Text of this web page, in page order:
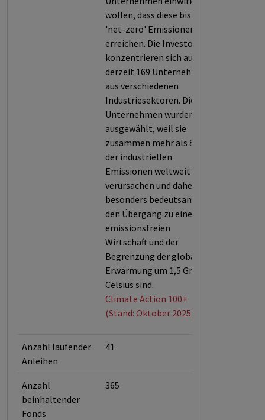
wollen, dass diese bis 2050
'net-zero' Emissionen
erreichen. Die Investoren
konzentrieren sich auf
derzeit 169 Unternehmen
aus verschiedenen
Industriesektoren. Die
Unternehmen wurden
ausgewählt, weil sie
zusammen mehr als 80%
der industriellen
Emissionen weltweit
verursachen und daher
besonders bedeutsam für
den Übergang zu einer
emissionsfreien
Wirtschaft und der
Begrenzung der globalen
Erwärmung um 1,5 Grad
Celsius sind.
Climate Action 100+
(Stand: Oktober 2025)
Anzahl laufender
Anleihen
41
Anzahl
beinhaltender
Fonds
365